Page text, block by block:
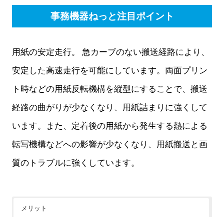
事務機器ねっと注目ポイント
用紙の安定走行。 急カーブのない搬送経路により、
安定した高速走行を可能にしています。両面プリン
ト時などの用紙反転機構を縦型にすることで、搬送
経路の曲がりが少なくなり、用紙詰まりに強くして
います。また、定着後の用紙から発生する熱による
転写機構などへの影響が少なくなり、用紙搬送と画
質のトラブルに強くしています。
メリット